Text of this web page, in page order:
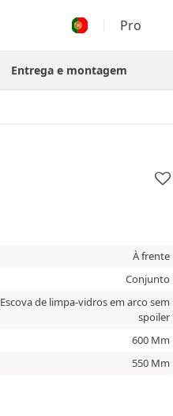
Pro
Entrega e montagem
À frente
Conjunto
Escova de limpa-vidros em arco sem
spoiler
600 Mm
550 Mm